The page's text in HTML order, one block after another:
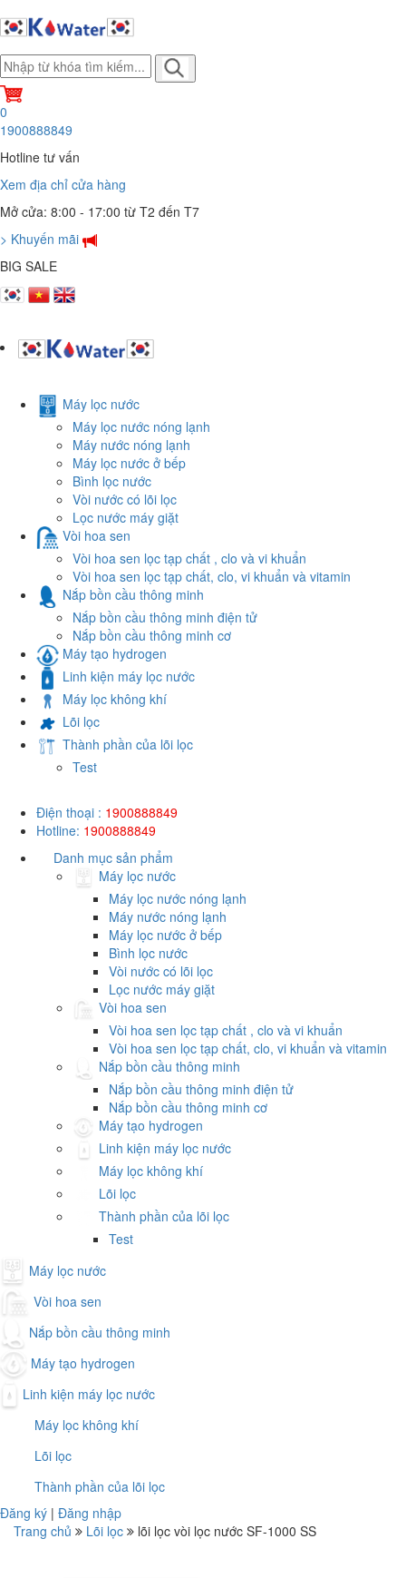
0
1900888849
Hotline tư vấn
Xem địa chỉ cửa hàng
Mở cửa: 8:00 - 17:00 từ T2 đến T7
> Khuyến mãi
BIG SALE
Máy lọc nước
Máy lọc nước nóng lạnh
Máy nước nóng lạnh
Máy lọc nước ở bếp
Bình lọc nước
Vòi nước có lõi lọc
Lọc nước máy giặt
Vòi hoa sen
Vòi hoa sen lọc tạp chất , clo và vi khuẩn
Vòi hoa sen lọc tạp chất, clo, vi khuẩn và vitamin
Nắp bồn cầu thông minh
Nắp bồn cầu thông minh điện tử
Nắp bồn cầu thông minh cơ
Máy tạo hydrogen
Linh kiện máy lọc nước
Máy lọc không khí
Lõi lọc
Thành phần của lõi lọc
Test
Điện thoại : 1900888849
Hotline: 1900888849
Danh mục sản phẩm
Máy lọc nước
Máy lọc nước nóng lạnh
Máy nước nóng lạnh
Máy lọc nước ở bếp
Bình lọc nước
Vòi nước có lõi lọc
Lọc nước máy giặt
Vòi hoa sen
Vòi hoa sen lọc tạp chất , clo và vi khuẩn
Vòi hoa sen lọc tạp chất, clo, vi khuẩn và vitamin
Nắp bồn cầu thông minh
Nắp bồn cầu thông minh điện tử
Nắp bồn cầu thông minh cơ
Máy tạo hydrogen
Linh kiện máy lọc nước
Máy lọc không khí
Lõi lọc
Thành phần của lõi lọc
Test
Máy lọc nước
Vòi hoa sen
Nắp bồn cầu thông minh
Máy tạo hydrogen
Linh kiện máy lọc nước
Máy lọc không khí
Lõi lọc
Thành phần của lõi lọc
Đăng ký | Đăng nhập
Trang chủ
Lõi lọc lõi lọc vòi lọc nước SF-1000 SS